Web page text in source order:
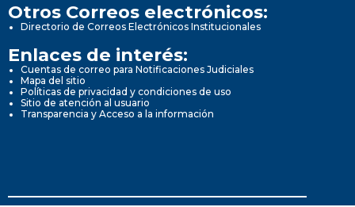
Otros Correos electrónicos:
Directorio de Correos Electrónicos Institucionales
Enlaces de interés:
Cuentas de correo para Notificaciones Judiciales
Mapa del sitio
Políticas de privacidad y condiciones de uso
Sitio de atención al usuario
Transparencia y Acceso a la información